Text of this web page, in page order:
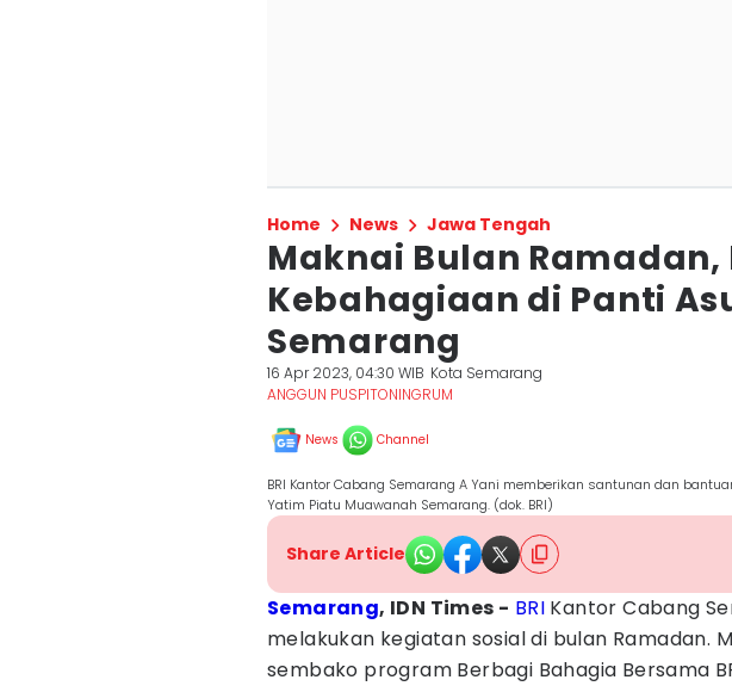
Home News Jawa Tengah
Maknai Bulan Ramadan,
Kebahagiaan di Panti
Semarang
16 Apr 2023, 04:30 WIB Kota Semarang
ANGGUN PUSPITONINGRUM
News Channel
BRI Kantor Cabang Semarang A Yani memberikan santunan dan
Yatim Piatu Muawanah Semarang. (dok. BRI)
Share Article
Semarang, IDN Times - BRI Kantor Cabang
melakukan kegiatan sosial di bulan Ramadan.
sembako program Berbagi Bahagia Bersama